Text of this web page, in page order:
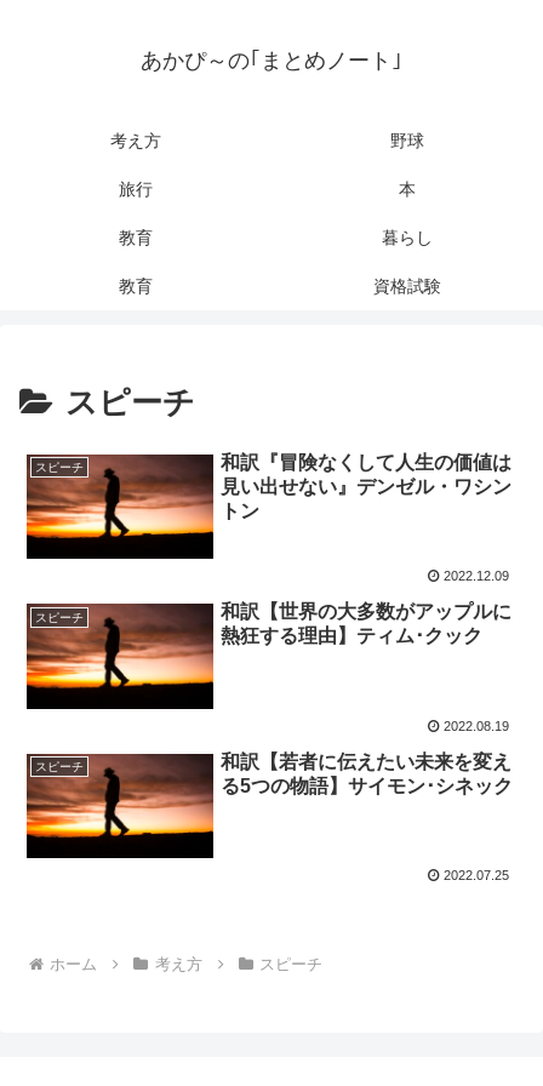
あかぴ～の｢まとめノート｣
考え方 野球
旅行 本
教育 暮らし
教育 資格試験
スピーチ
スピーチ
和訳『冒険なくして人生の価値は
見い出せない』デンゼル・ワシン
トン
2022.12.09
スピーチ
和訳【世界の大多数がアップルに
熱狂する理由】ティム･クック
2022.08.19
スピーチ
和訳【若者に伝えたい未来を変え
る5つの物語】サイモン･シネック
2022.07.25
ホーム 考え方 スピーチ